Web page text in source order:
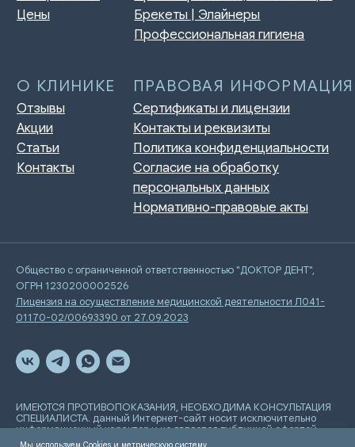
Общество с ограниченной ответственностью "ДОКТОР ДЕНТ",
ОГРН 1230200002526
Лицензия на осуществление медицинской деятельности Л041-
01170-02/00693390 от 27.09.2023
ИМЕЮТСЯ ПРОТИВОПОКАЗАНИЯ, НЕОБХОДИМА КОНСУЛЬТАЦИЯ
СПЕЦИАЛИСТА. данный Интернет-сайт носит исключительно
информационный характер и не является публичной офертой,
определяемой положениями Статьи 437 Гражданского